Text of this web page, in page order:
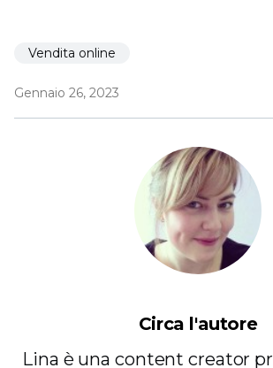
Vendita online
Gennaio 26, 2023
Circa l'autore
Lina è una content creator